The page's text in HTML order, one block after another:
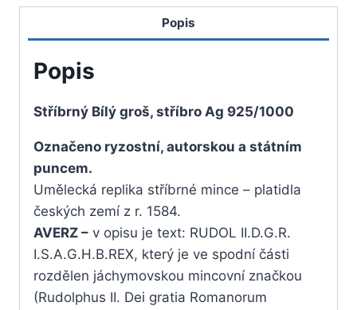
Popis
Popis
Stříbrný Bílý groš, stříbro Ag 925/1000
Označeno ryzostní, autorskou a státním
puncem.
Umělecká replika stříbrné mince – platidla
českých zemí z r. 1584.
AVERZ – v opisu je text: RUDOL II.D.G.R.
I.S.A.G.H.B.REX, který je ve spodní části
rozdělen jáchymovskou mincovní značkou
(Rudolphus II. Dei gratia Romanorum